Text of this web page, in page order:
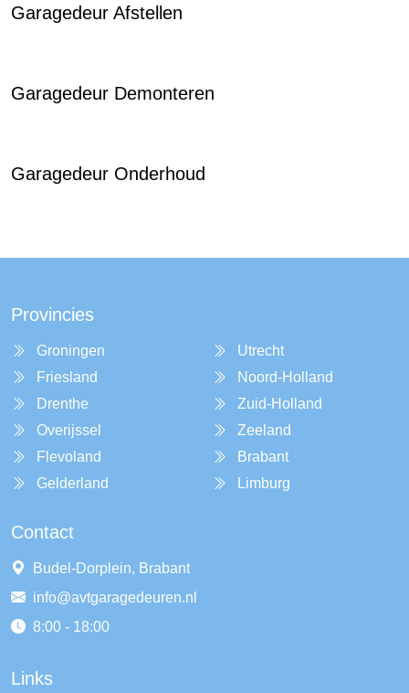
Garagedeur Afstellen
Garagedeur Demonteren
Garagedeur Onderhoud
Provincies
Groningen
Friesland
Drenthe
Overijssel
Flevoland
Gelderland
Utrecht
Noord-Holland
Zuid-Holland
Zeeland
Brabant
Limburg
Contact
Budel-Dorplein, Brabant
info@avtgaragedeuren.nl
8:00 - 18:00
Links